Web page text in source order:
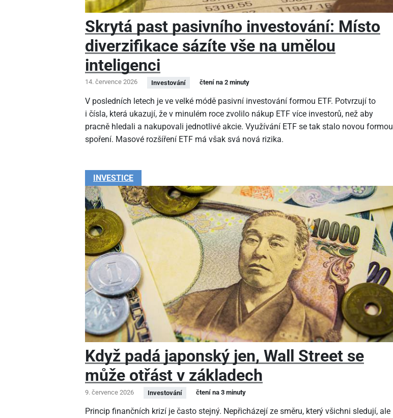
Skrytá past pasivního investování: Místo
diverzifikace sázíte vše na umělou
inteligenci
14. července 2026 Investování čtení na 2 minuty
V posledních letech je ve velké módě pasivní investování formou ETF. Potvrzují to
i čísla, která ukazují, že v minulém roce zvolilo nákup ETF více investorů, než aby
pracně hledali a nakupovali jednotlivé akcie. Využívání ETF se tak stalo novou formou
spoření. Masové rozšíření ETF má však svá nová rizika.
INVESTICE
Když padá japonský jen, Wall Street se
může otřást v základech
9. července 2026 Investování čtení na 3 minuty
Princip finančních krizí je často stejný. Nepřicházejí ze směru, který všichni sledují, ale